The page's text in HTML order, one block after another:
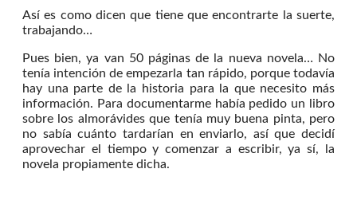
Así es como dicen que tiene que encontrarte la suerte,
trabajando…
Pues bien, ya van 50 páginas de la nueva novela… No
tenía intención de empezarla tan rápido, porque todavía
hay una parte de la historia para la que necesito más
información. Para documentarme había pedido un libro
sobre los almorávides que tenía muy buena pinta, pero
no sabía cuánto tardarían en enviarlo, así que decidí
aprovechar el tiempo y comenzar a escribir, ya sí, la
novela propiamente dicha.